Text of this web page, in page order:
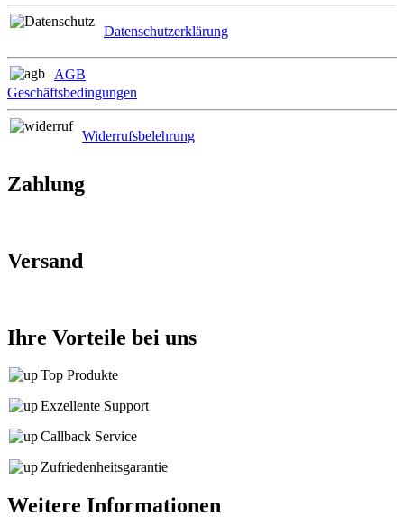
Datenschutzerklärung
AGB
Geschäftsbedingungen
Widerrufsbelehrung
Zahlung
Versand
Ihre Vorteile bei uns
Top Produkte
Exzellente Support
Callback Service
Zufriedenheitsgarantie
Weitere Informationen